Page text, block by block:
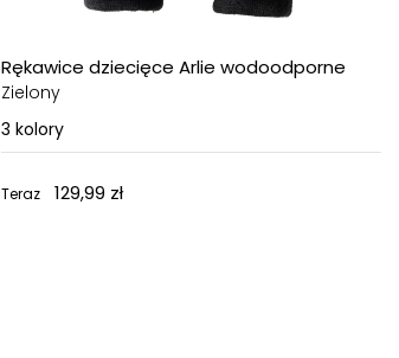
Rękawice dziecięce Arlie wodoodporne
Zielony
3 kolory
Teraz 129,99 zł